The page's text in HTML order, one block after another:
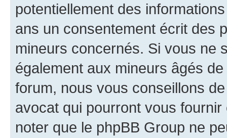
potentiellement des
ans un consentement écrit des
mineurs concernés. Si vous ne
également aux mineurs âgés
forum, nous vous conseillons
avocat qui pourront vous
noter que le phpBB Group ne